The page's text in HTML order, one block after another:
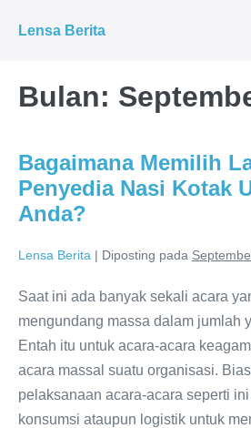
Lensa Berita
Bulan:
Bagaimana Memilih
Penyedia Nasi Kotak
Anda?
Lensa Berita | Diposting pada
Saat ini ada banyak sekali acara
mengundang massa dalam jumlah
Entah itu untuk acara-acara
acara massal suatu organisasi.
pelaksanaan acara-acara seperti
konsumsi ataupun logistik untuk